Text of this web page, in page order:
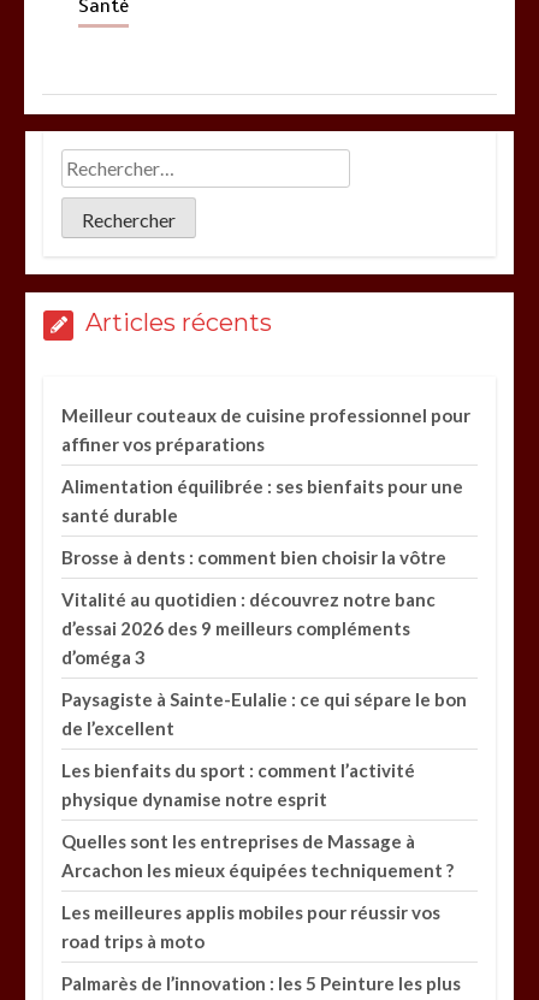
Santé
Articles récents
Meilleur couteaux de cuisine professionnel pour
affiner vos préparations
Alimentation équilibrée : ses bienfaits pour une
santé durable
Brosse à dents : comment bien choisir la vôtre
Vitalité au quotidien : découvrez notre banc
d’essai 2026 des 9 meilleurs compléments
d’oméga 3
Paysagiste à Sainte-Eulalie : ce qui sépare le bon
de l’excellent
Les bienfaits du sport : comment l’activité
physique dynamise notre esprit
Quelles sont les entreprises de Massage à
Arcachon les mieux équipées techniquement ?
Les meilleures applis mobiles pour réussir vos
road trips à moto
Palmarès de l’innovation : les 5 Peinture les plus